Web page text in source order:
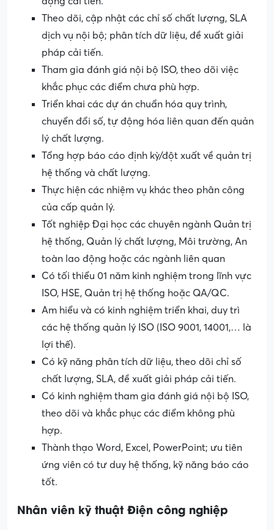
Theo dõi, cập nhật các chỉ số chất lượng, SLA
dịch vụ nội bộ; phân tích dữ liệu, đề xuất giải
pháp cải tiến.
Tham gia đánh giá nội bộ ISO, theo dõi việc
khắc phục các điểm chưa phù hợp.
Triển khai các dự án chuẩn hóa quy trình,
chuyển đổi số, tự động hóa liên quan đến quản
lý chất lượng.
Tổng hợp báo cáo định kỳ/đột xuất về quản trị
hệ thống và chất lượng.
Thực hiện các nhiệm vụ khác theo phân công
của cấp quản lý.
Tốt nghiệp Đại học các chuyên ngành Quản trị
hệ thống, Quản lý chất lượng, Môi trường, An
toàn lao động hoặc các ngành liên quan
Có tối thiểu 01 năm kinh nghiệm trong lĩnh vực
ISO, HSE, Quản trị hệ thống hoặc QA/QC.
Am hiểu và có kinh nghiệm triển khai, duy trì
các hệ thống quản lý ISO (ISO 9001, 14001,… là
lợi thế).
Có kỹ năng phân tích dữ liệu, theo dõi chỉ số
chất lượng, SLA, đề xuất giải pháp cải tiến.
Có kinh nghiệm tham gia đánh giá nội bộ ISO,
theo dõi và khắc phục các điểm không phù
hợp.
Thành thạo Word, Excel, PowerPoint; ưu tiên
ứng viên có tư duy hệ thống, kỹ năng báo cáo
tốt.
Nhân viên kỹ thuật Điện công nghiệp